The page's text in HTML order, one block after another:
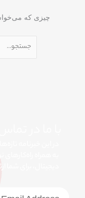
چیزی که
با ما در
در این خبرنامه
به همراه
دیجیتال، برای شما